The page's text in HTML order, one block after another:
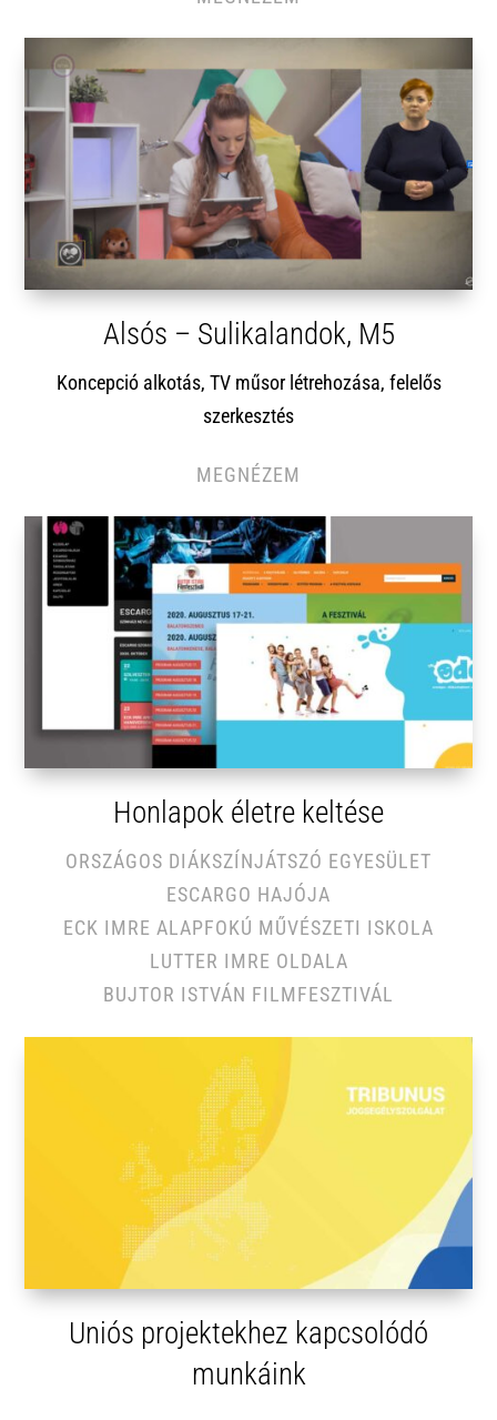
Alsós – Sulikalandok, M5
Koncepció alkotás, TV műsor létrehozása, felelős
szerkesztés
MEGNÉZEM
Honlapok életre keltése
ORSZÁGOS DIÁKSZÍNJÁTSZÓ EGYESÜLET
ESCARGO HAJÓJA
ECK IMRE ALAPFOKÚ MŰVÉSZETI ISKOLA
LUTTER IMRE OLDALA
BUJTOR ISTVÁN FILMFESZTIVÁL
Uniós projektekhez kapcsolódó
munkáink